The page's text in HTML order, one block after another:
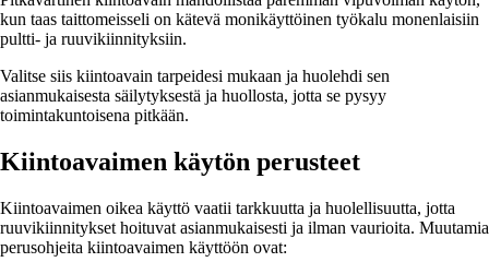
kun taas taittomeisseli on kätevä monikäyttöinen työkalu monenlaisiin
pultti- ja ruuvikiinnityksiin.
Valitse siis kiintoavain tarpeidesi mukaan ja huolehdi sen
asianmukaisesta säilytyksestä ja huollosta, jotta se pysyy
toimintakuntoisena pitkään.
Kiintoavaimen käytön perusteet
Kiintoavaimen oikea käyttö vaatii tarkkuutta ja huolellisuutta, jotta
ruuvikiinnitykset hoituvat asianmukaisesti ja ilman vaurioita. Muutamia
perusohjeita kiintoavaimen käyttöön ovat: